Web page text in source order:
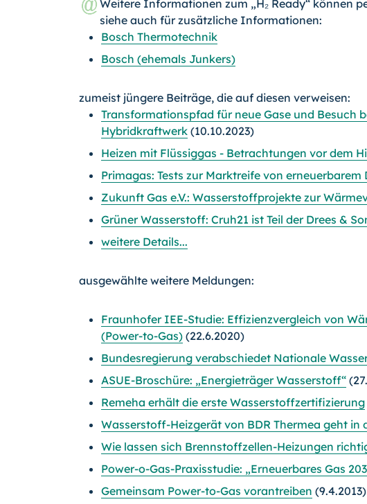
Weitere Informationen zum „H₂ Ready“ können
siehe auch für zusätzliche Informationen:
Bosch Thermotechnik
Bosch (ehemals Junkers)
zumeist jüngere Beiträge, die auf diesen verweisen:
Transformationspfad für neue Gase und Besuch
Hybridkraftwerk (10.10.2023)
Heizen mit Flüssiggas - Betrachtungen vor dem
Primagas: Tests zur Marktreife von
Zukunft Gas e.V.: Wasserstoffprojekte zur
Grüner Wasserstoff: Cruh21 ist Teil der Drees &
weitere Details...
ausgewählte weitere Meldungen:
Fraunhofer IEE-Studie: Effizienzvergleich von
(Power-to-Gas) (22.6.2020)
Bundesregierung verabschiedet Nationale
ASUE-Broschüre: „Energieträger Wasserstoff“
Remeha erhält die erste Wasserstoffzertifizierung
Wasserstoff-Heizgerät von BDR Thermea geht in
Wie lassen sich Brennstoffzellen-Heizungen
Power-o-Gas-Praxisstudie: „Erneuerbares Gas
Gemeinsam Power-to-Gas vorantreiben (9.4.2013)